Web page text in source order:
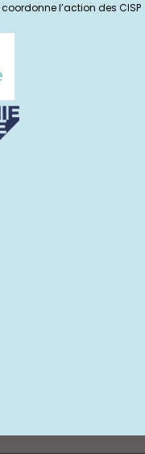
l’action des CISP